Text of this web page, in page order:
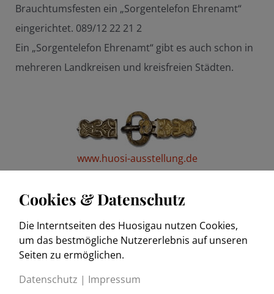
Brauchtumsfesten ein „Sorgentelefon Ehrenamt“
eingerichtet. 089/12 22 21 2
Ein „Sorgentelefon Ehrenamt“ gibt es auch schon in
mehreren Landkreisen und kreisfreien Städten.
www.huosi-ausstellung.de
www.trachtenkulturmuseum.de
Cookies & Datenschutz
Die Interntseiten des Huosigau nutzen Cookies,
um das bestmögliche Nutzererlebnis auf unseren
Seiten zu ermöglichen.
Datenschutz | Impressum